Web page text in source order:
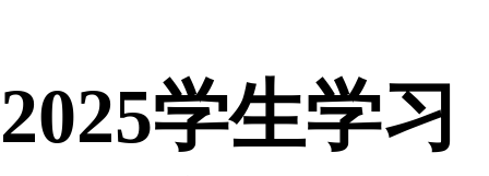
2025学生学习